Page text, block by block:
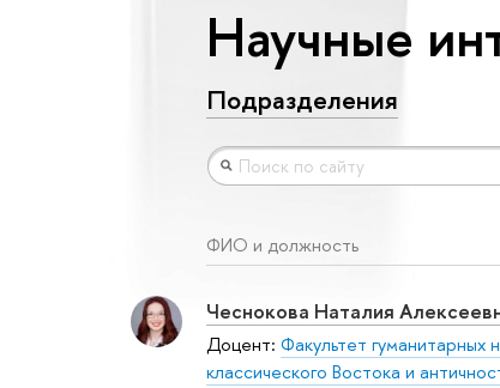
Научные
Подразделения
ФИО и должность
Чеснокова Наталия
Доцент: Факультет гуманитарных
классического Востока и